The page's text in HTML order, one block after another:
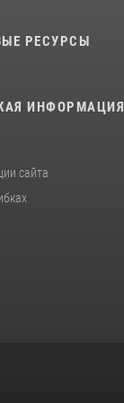
сессия
РЕСУРСЫ
ИНФОРМАЦИЯ
сайта